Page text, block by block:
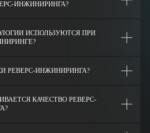
ИНЖИНИРИНГА?
ИСПОЛЬЗУЮТСЯ ПРИ
РЕВЕРС-ИНЖИНИРИНГА?
КАЧЕСТВО РЕВЕРС-